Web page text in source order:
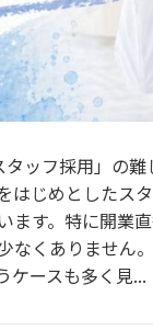
ッフ採用」の
じめとしたス
す。特に開業
くありません
ケースも多く見...